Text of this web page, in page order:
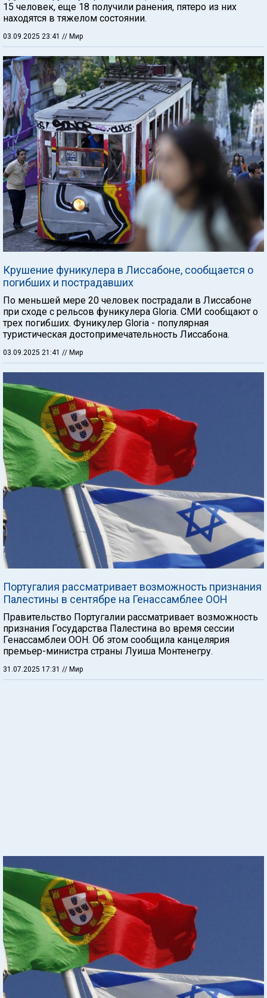
15 человек, еще 18 получили ранения, пятеро из них
находятся в тяжелом состоянии.
03.09.2025 23:41 // Мир
Крушение фуникулера в Лиссабоне, сообщается о
погибших и пострадавших
По меньшей мере 20 человек пострадали в Лиссабоне
при сходе с рельсов фуникулера Gloria. СМИ сообщают о
трех погибших. Фуникулер Gloria - популярная
туристическая достопримечательность Лиссабона.
03.09.2025 21:41 // Мир
Португалия рассматривает возможность признания
Палестины в сентябре на Генассамблее ООН
Правительство Португалии рассматривает возможность
признания Государства Палестина во время сессии
Генассамблеи ООН. Об этом сообщила канцелярия
премьер-министра страны Луиша Монтенегру.
31.07.2025 17:31 // Мир